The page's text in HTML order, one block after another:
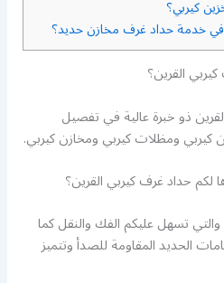
كيربي؟
في خدمة حداد غرف مخازن حديد؟
القرين؟
ذو خبرة عالية في تفصيل
ومظلات كيربي ومخازن كيربي.
لكم حداد غرف كيربي القرين؟
تسهل عليكم الفك والنقل كما
الحديد المقاومة للصدأ وتتميز